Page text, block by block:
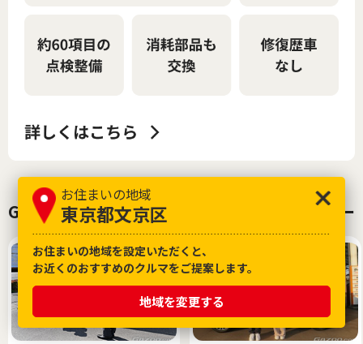
お住まいの地域
東京都文京区
お住まいの地域を設定いただくと、
お近くのおすすめのクルマをご提案します。
地域を変更する
GAZOOでクルマを購入したお客様インタビュー